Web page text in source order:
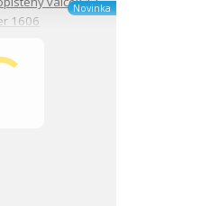
Novinka